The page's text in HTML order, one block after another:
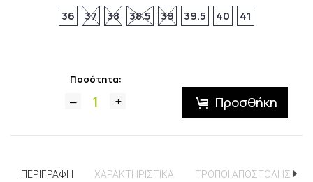
36 37 38 38.5 39 39.5 40 41
Ποσότητα:
Προσθήκη
ΠΕΡΙΓΡΑΦΗ ΧΑΡΑΚΤΗΡΙΣΤΙΚΑ ΤΡΟΠΟΙ ΑΠΟΣΤΟΛΗΣ